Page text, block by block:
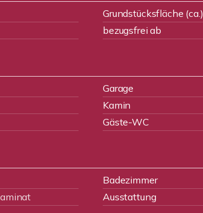
Grundstücksfläche (ca.)
bezugsfrei ab
Garage
Kamin
Gäste-WC
Badezimmer
Ausstattung